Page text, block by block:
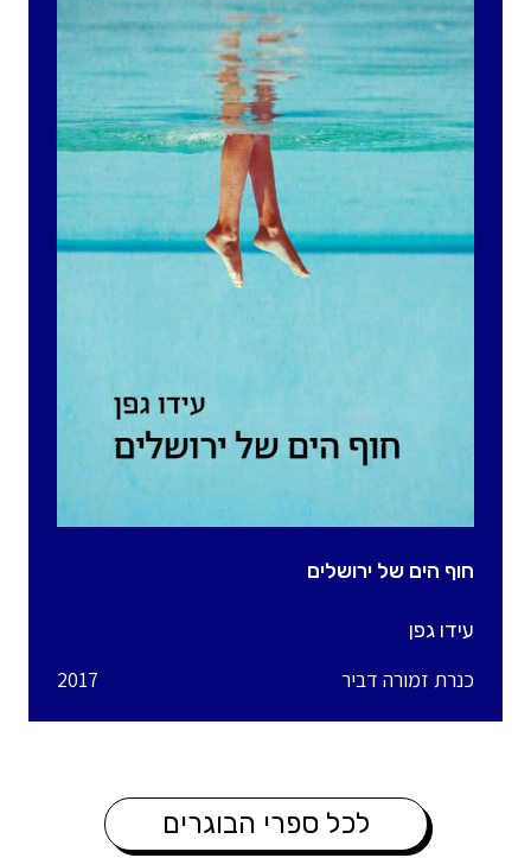
חוף הים של ירושלים
עידו גפן
כנרת זמורה דביר 2017
לכל ספרי הבוגרים